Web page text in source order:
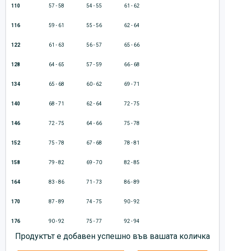
110 57 - 58 54 - 55 61 - 62
116 59 - 61 55 - 56 62 - 64
122 61 - 63 56 - 57 65 - 66
128 64 - 65 57 - 59 66 - 68
134 65 - 68 60 - 62 69 - 71
140 68 - 71 62 - 64 72 - 75
146 72 - 75 64 - 66 75 - 78
152 75 - 78 67 - 68 78 - 81
158 79 - 82 69 - 70 82 - 85
164 83 - 86 71 - 73 86 - 89
170 87 - 89 74 - 75 90 - 92
176 90 - 92 75 - 77 92 - 94
Продуктът е добавен успешно във вашата количка